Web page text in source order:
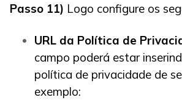
Passo 11) Logo configure os
URL da Política de
campo poderá estar
política de privacidade de
exemplo: